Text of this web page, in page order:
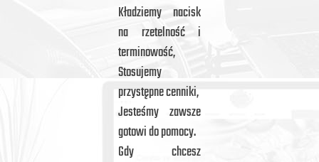
Kładziemy nacisk
na rzetelność i
terminowość,
Stosujemy
przystępne cenniki,
Jesteśmy zawsze
gotowi do pomocy.
Gdy chcesz